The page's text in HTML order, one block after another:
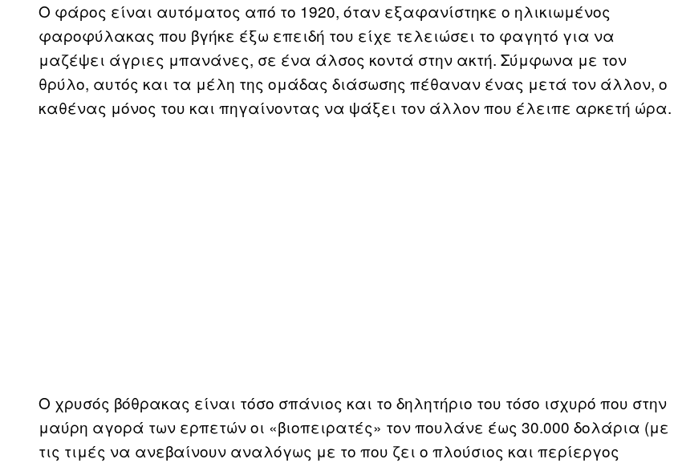
Ο φάρος είναι αυτόματος από το 1920, όταν εξαφανίστηκε ο ηλικιωμένος
φαροφύλακας που βγήκε έξω επειδή του είχε τελειώσει το φαγητό για να
μαζέψει άγριες μπανάνες, σε ένα άλσος κοντά στην ακτή. Σύμφωνα με τον
θρύλο, αυτός και τα μέλη της ομάδας διάσωσης πέθαναν ένας μετά τον άλλον, ο
καθένας μόνος του και πηγαίνοντας να ψάξει τον άλλον που έλειπε αρκετή ώρα.
Ο χρυσός βόθρακας είναι τόσο σπάνιος και το δηλητήριο του τόσο ισχυρό που στην
μαύρη αγορά των ερπετών οι «βιοπειρατές» τον πουλάνε έως 30.000 δολάρια (με
τις τιμές να ανεβαίνουν αναλόγως με το που ζει ο πλούσιος και περίεργος